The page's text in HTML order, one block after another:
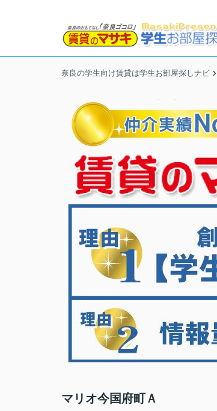
奈良の学生向け賃貸は学生お部屋探しナビ
マリオ今国府町Ａ